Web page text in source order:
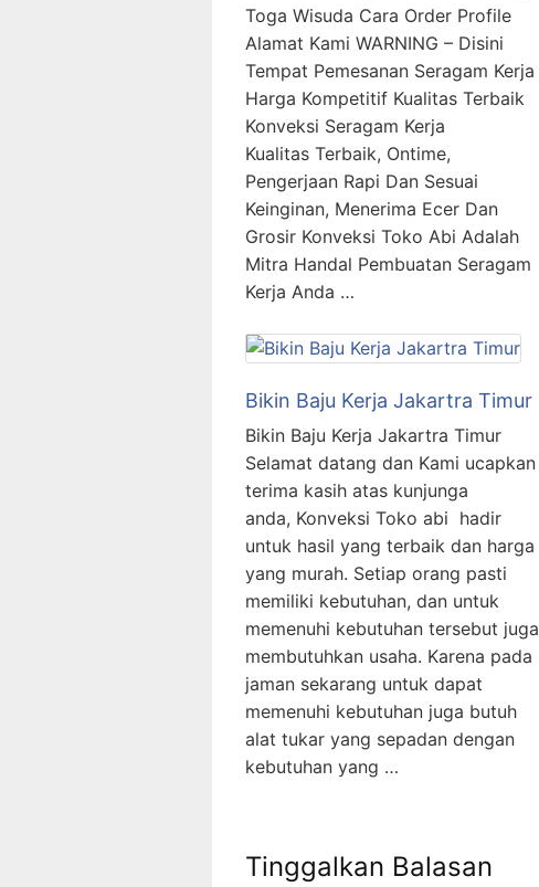
Toga Wisuda Cara Order Profile
Alamat Kami WARNING – Disini
Tempat Pemesanan Seragam Kerja
Harga Kompetitif Kualitas Terbaik
Konveksi Seragam Kerja
Kualitas Terbaik, Ontime,
Pengerjaan Rapi Dan Sesuai
Keinginan, Menerima Ecer Dan
Grosir Konveksi Toko Abi Adalah
Mitra Handal Pembuatan Seragam
Kerja Anda …
Bikin Baju Kerja Jakartra Timur
Bikin Baju Kerja Jakartra Timur
Selamat datang dan Kami ucapkan
terima kasih atas kunjunga
anda, Konveksi Toko abi hadir
untuk hasil yang terbaik dan harga
yang murah. Setiap orang pasti
memiliki kebutuhan, dan untuk
memenuhi kebutuhan tersebut juga
membutuhkan usaha. Karena pada
jaman sekarang untuk dapat
memenuhi kebutuhan juga butuh
alat tukar yang sepadan dengan
kebutuhan yang …
Tinggalkan Balasan